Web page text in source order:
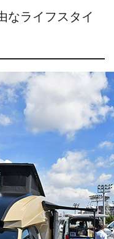
なライフスタイ